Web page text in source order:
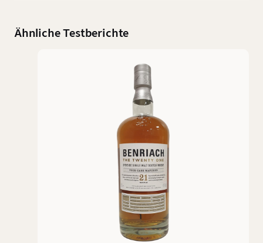
Ähnliche Testberichte